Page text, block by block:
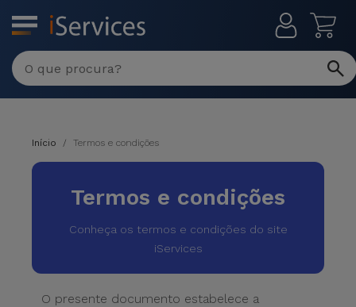
MENU
Início Termos e condições
Termos e condições
Conheça os termos e condições do site
iServices
O presente documento estabelece a